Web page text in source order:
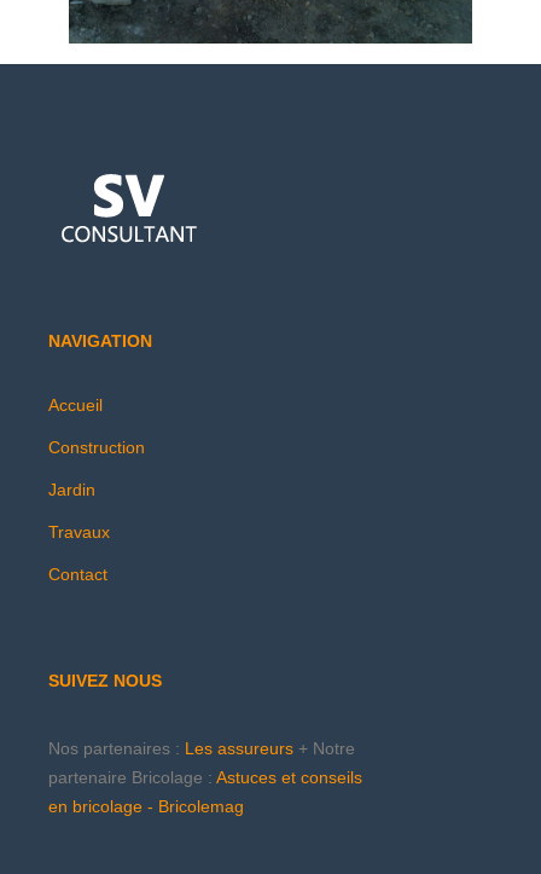
NAVIGATION
Accueil
Construction
Jardin
Travaux
Contact
SUIVEZ NOUS
Nos partenaires : Les assureurs + Notre
partenaire Bricolage : Astuces et conseils
en bricolage - Bricolemag